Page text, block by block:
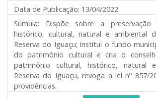
Data de Publicação: 13/04/2022
Súmula: Dispõe sobre a preservação
histórico, cultural, natural e ambiental
Reserva do Iguaçu; institui o fundo
do patrimônio cultural e cria o
patrimônio cultural, histórico, natural
Reserva do Iguaçu, revoga a lei nº 857/
providências.